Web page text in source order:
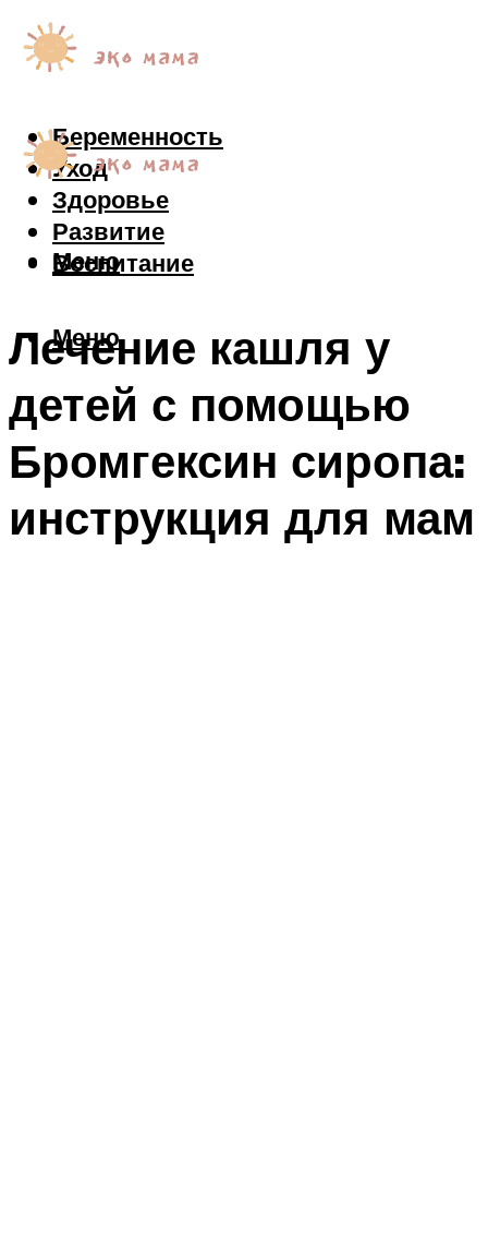
Беременность
Уход
Здоровье
Развитие
Воспитание
Меню
Меню
Лечение кашля у
детей с помощью
Бромгексин сиропа:
инструкция для мам